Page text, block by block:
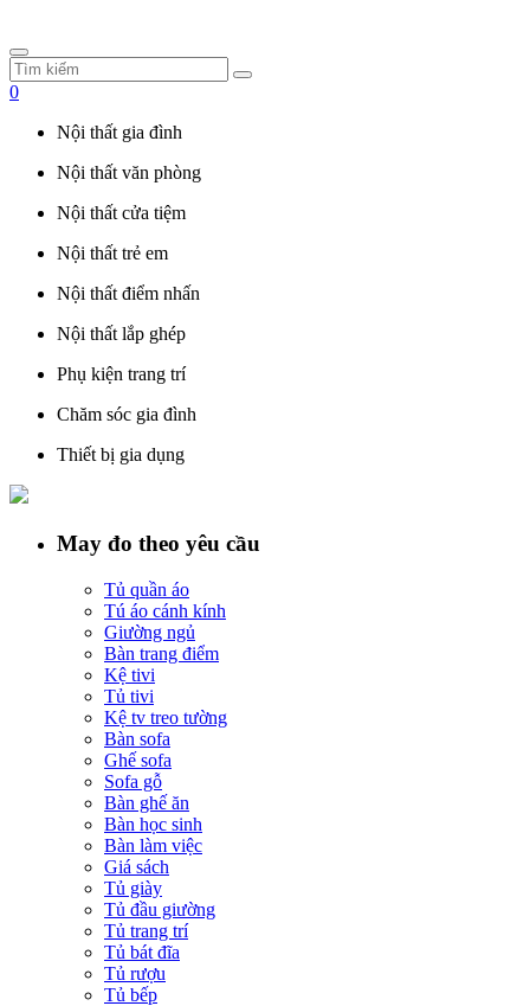
0
Nội thất gia đình
Nội thất văn phòng
Nội thất cửa tiệm
Nội thất trẻ em
Nội thất điểm nhấn
Nội thất lắp ghép
Phụ kiện trang trí
Chăm sóc gia đình
Thiết bị gia dụng
May đo theo yêu cầu
Tủ quần áo
Tú áo cánh kính
Giường ngủ
Bàn trang điểm
Kệ tivi
Tủ tivi
Kệ tv treo tường
Bàn sofa
Ghế sofa
Sofa gỗ
Bàn ghế ăn
Bàn học sinh
Bàn làm việc
Giá sách
Tủ giày
Tủ đầu giường
Tủ trang trí
Tủ bát đĩa
Tủ rượu
Tủ bếp